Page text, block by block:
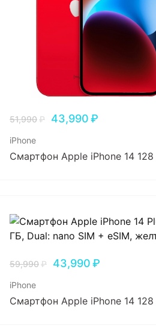
51,990₽ 43,990₽
iPhone
Смартфон Apple iPhone 14 128
59,990₽ 43,990₽
iPhone
Смартфон Apple iPhone 14